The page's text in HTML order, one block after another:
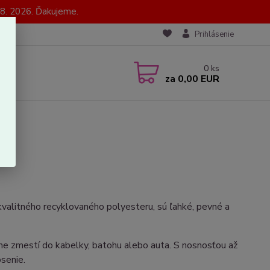
2026. Ďakujeme.
Prihlásenie
0 ks
za 0,00 EUR
recyklovaného polyesteru, sú ľahké, pevné a
zmestí do kabelky, batohu alebo auta. S nosnosťou až